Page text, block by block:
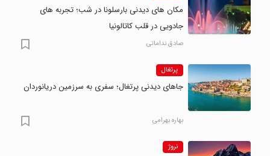
مکان های دیدنی بارسلونا در شب؛ تجربه های
جادویی در قلب کاتالونیا
صادق نداماتی
پرتغال
جاهای دیدنی پرتغال؛ سفری به سرزمین دریانوردان
بهاره بهرامی
نروژ